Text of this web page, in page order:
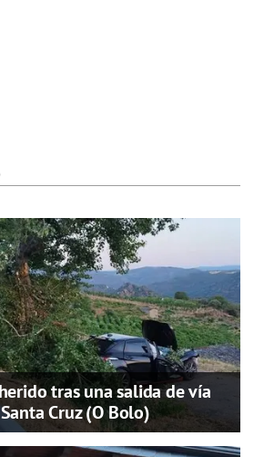
tras una salida de vía
Cruz (O Bolo)